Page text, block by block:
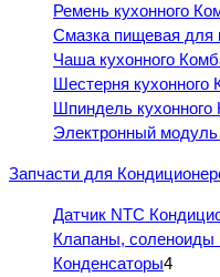
Ремень кухонного
Смазка пищевая для
Чаша кухонного
Шестерня кухонного
Шпиндель кухонного
Электронный
Запчасти для
Датчик NTC
Клапаны, соленоиды
Конденсаторы4